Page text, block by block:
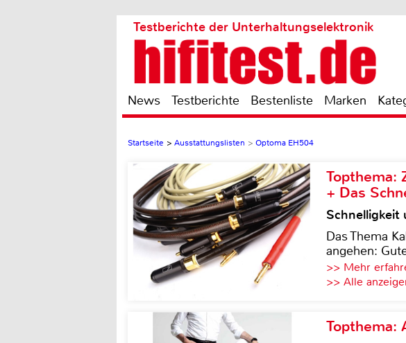
Testberichte der Unterhaltungselektronik
News Testberichte Bestenliste Marken
Startseite > Ausstattungslisten > Optoma EH504
Topthema:
+ Das
Schnelligkeit
Das Thema
angehen:
>> Mehr
>> Alle
Topthema: